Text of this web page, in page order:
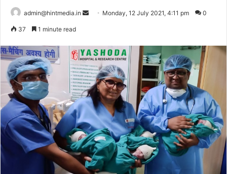
admin@hintmedia.in
Send Monday, 12 July 2021, 4:11 pm 0
37 1 minute read